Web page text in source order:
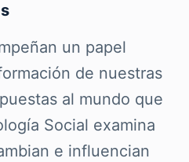
un papel
de nuestras
al mundo que
Social examina
e influencian